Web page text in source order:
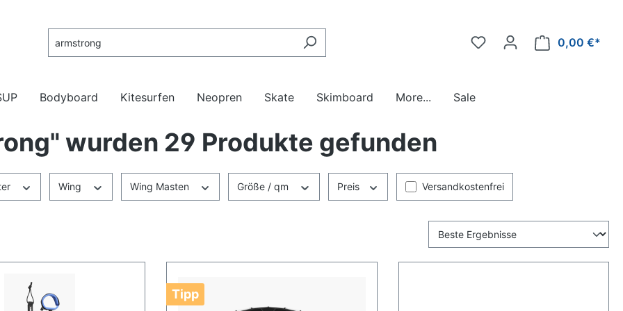
0,00 €*
Bodyboard Kitesurfen Neopren Skate Skimboard More... Sale
Masten/Gabeln Zubehör
Foils Zubehör
Zubehör
Inflatable Boards Paddel
Twintips Bars & Leinen
Anzüge
Surfskates
Gebrauchtes Reduziert !
wurden 29 Produkte gefunden
Wing Wing Masten Größe / qm Preis Versandkostenfrei
Tipp